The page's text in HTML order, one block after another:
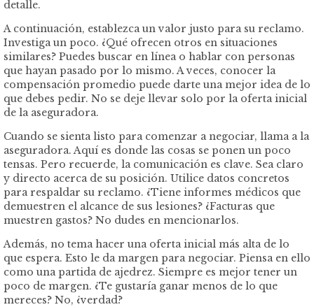
detalle.
A continuación, establezca un valor justo para su reclamo.
Investiga un poco. ¿Qué ofrecen otros en situaciones
similares? Puedes buscar en línea o hablar con personas
que hayan pasado por lo mismo. A veces, conocer la
compensación promedio puede darte una mejor idea de lo
que debes pedir. No se deje llevar solo por la oferta inicial
de la aseguradora.
Cuando se sienta listo para comenzar a negociar, llama a la
aseguradora. Aquí es donde las cosas se ponen un poco
tensas. Pero recuerde, la comunicación es clave. Sea claro
y directo acerca de su posición. Utilice datos concretos
para respaldar su reclamo. ¿Tiene informes médicos que
demuestren el alcance de sus lesiones? ¿Facturas que
muestren gastos? No dudes en mencionarlos.
Además, no tema hacer una oferta inicial más alta de lo
que espera. Esto le da margen para negociar. Piensa en ello
como una partida de ajedrez. Siempre es mejor tener un
poco de margen. ¿Te gustaría ganar menos de lo que
mereces? No, ¿verdad?